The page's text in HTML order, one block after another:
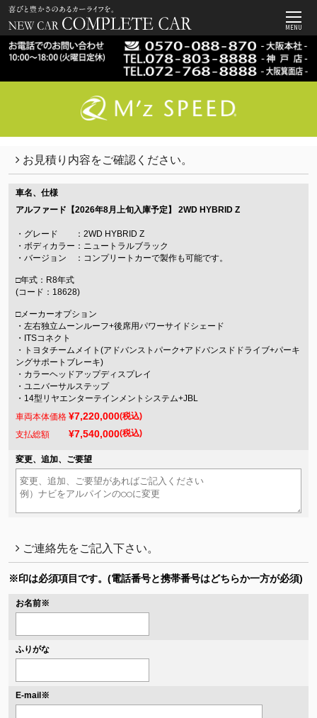
MENU
お見積り内容をご確認ください。
車名、仕様
アルファード【2026年8月上旬入庫予定】 2WD HYBRID Z
・グレード ：2WD HYBRID Z
・ボディカラー：ニュートラルブラック
・バージョン ：コンプリートカーで製作も可能です。
□年式：R8年式
(コード：18628)
□メーカーオプション
・左右独立ムーンルーフ+後席用パワーサイドシェード
・ITSコネクト
・トヨタチームメイト(アドバンストパーク+アドバンスドドライブ+パーキ
ングサポートブレーキ)
・カラーヘッドアップディスプレイ
・ユニバーサルステップ
・14型リヤエンターテインメントシステム+JBL
車両本体価格 ¥7,220,000(税込)
支払総額 ¥7,540,000(税込)
変更、追加、ご要望
ご連絡先をご記入下さい。
※印は必須項目です。 (電話番号と携帯番号はどちらか一方が必須)
お名前※
ふりがな
E-mail ※